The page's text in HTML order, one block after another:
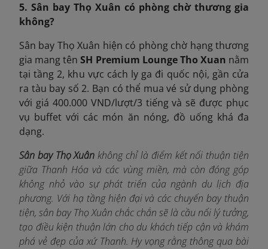
5. Sân bay Thọ Xuân có phòng chờ thương gia
không?
Sân bay Thọ Xuân hiện có phòng chờ hạng thương
gia mang tênSH Premium Lounge Tho Xuan nằm
tại tầng 2, khu vực cách ly ga đi quốc nội, gần cửa
ra tàu bay số 2. Bạn có thể mua vé sử dụng phòng
với giá 400.000 VND/lượt/3 tiếng và sẽ được phục
vụ buffet với các món ăn nóng, đồ uống khá đa
dạng.
Sân bay Thọ Xuân không chỉ là điểm kết nối thuận tiện
giữa Thanh Hóa và các vùng miền, mà còn đóng góp
không nhỏ vào sự phát triển của ngành du lịch địa
phương. Với hạ tầng hiện đại và các chuyến bay thuận
tiện, sân bay Thọ Xuân chắc chắn sẽ là cầu nối lý tưởng,
tạo điều kiện thuận lớn cho du khách tiếp cận và khám
phá vẻ đẹp của xứ Thanh. Hy vọng rằng thông qua bài